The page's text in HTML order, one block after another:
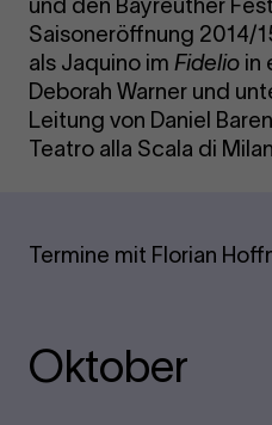
und den Bayreuther
Saisoneröffnung 2014/
als Jaquino imFidelio in
Deborah Warner und
Leitung von Daniel
Teatro alla Scala di
Termine mit Florian
Oktober